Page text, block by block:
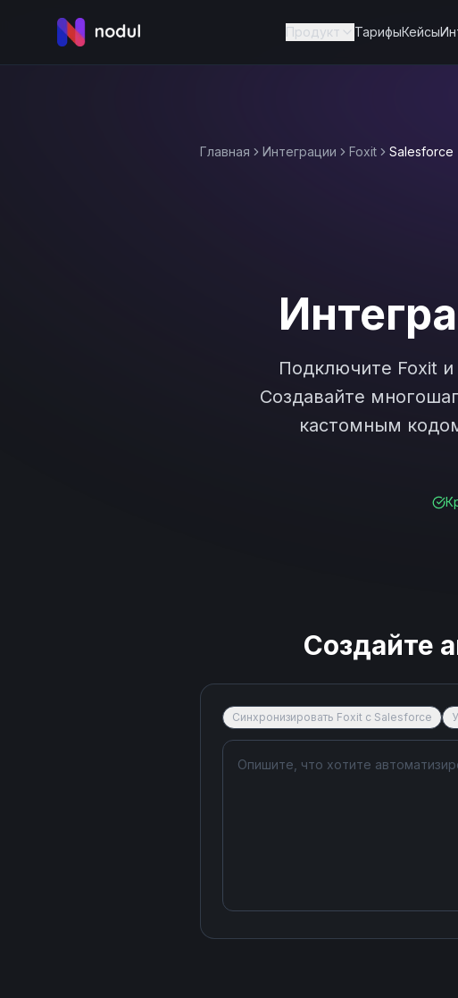
Продукт ТарифыКейсы
Главная Интеграции Foxit Salesforce
Подключите Foxit и
Создавайте
кастомным
Создайте
Синхронизировать Foxit с Salesforce